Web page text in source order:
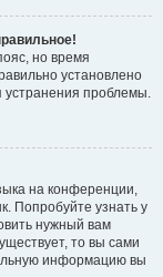
но время
установлено
устранения проблемы.
на конференции,
Попробуйте узнать у
нужный вам
то вы сами
информацию вы